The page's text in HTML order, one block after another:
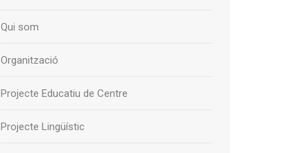
Qui som
Organització
Projecte Educatiu de Centre
Projecte Lingüístic